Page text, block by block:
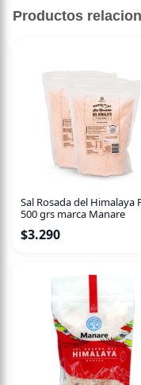
Productos
Sal Rosada del Himalaya
500 grs marca Manare
$3.290